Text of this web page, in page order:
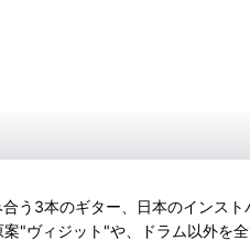
う3本のギター、日本のインス
"ヴィジット"や、ドラム以外を